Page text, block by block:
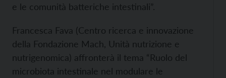
e le comunità batteriche intestinali”.
Francesca Fava (Centro ricerca e innovazione
della Fondazione Mach, Unità nutrizione e
nutrigenomica) affronterà il tema “Ruolo del
microbiota intestinale nel modulare le